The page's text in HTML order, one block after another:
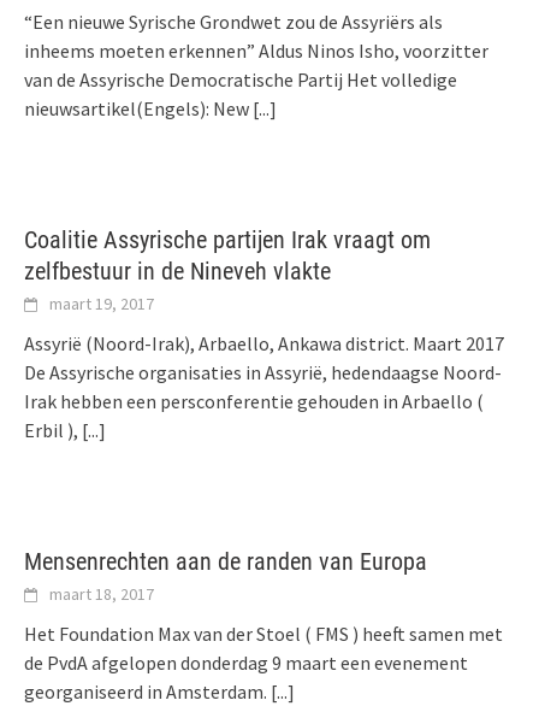
“Een nieuwe Syrische Grondwet zou de Assyriërs als
inheems moeten erkennen” Aldus Ninos Isho, voorzitter
van de Assyrische Democratische Partij Het volledige
nieuwsartikel(Engels): New [...]
Coalitie Assyrische partijen Irak vraagt om
zelfbestuur in de Nineveh vlakte
maart 19, 2017
Assyrië (Noord-Irak), Arbaello, Ankawa district. Maart 2017
De Assyrische organisaties in Assyrië, hedendaagse Noord-
Irak hebben een persconferentie gehouden in Arbaello (
Erbil ), [...]
Mensenrechten aan de randen van Europa
maart 18, 2017
Het Foundation Max van der Stoel ( FMS ) heeft samen met
de PvdA afgelopen donderdag 9 maart een evenement
georganiseerd in Amsterdam. [...]